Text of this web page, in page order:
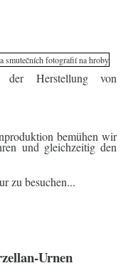
Herstellung von
bemühen wir
und gleichzeitig den
zu besuchen...
Urnen